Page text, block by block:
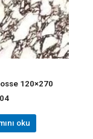
120×270
oku